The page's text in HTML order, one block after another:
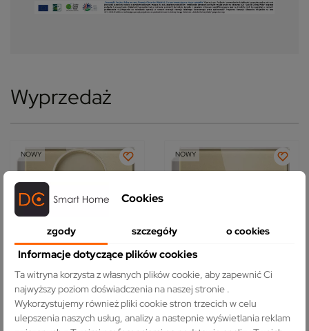
Wyprzedaż
NOWY
Gniazdo elektryczne z
bolcem 230V podwójne
złote z ramką szklaną
5.0 (8)
NOWY
Gniazdo elektryczne z
bolcem 230V pojedyncze
złote z ramką szklaną
5.0 (6)
Cookies
zgody szczegóły o cookies
Informacje dotyczące plików cookies
Ta witryna korzysta z własnych plików cookie, aby zapewnić Ci
najwyższy poziom doświadczenia na naszej stronie .
Wykorzystujemy również pliki cookie stron trzecich w celu
ulepszenia naszych usług, analizy a nastepnie wyświetlania reklam